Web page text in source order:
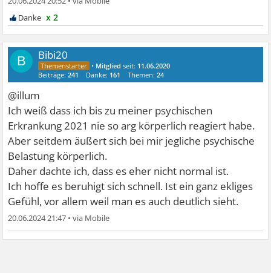
x 2
B Bibi20
• Mitglied seit: 11.06.2020
Beiträge:241 Danke: 161 Themen:24
@illum
Ich weiß dass ich bis zu meiner psychischen
Erkrankung 2021 nie so arg körperlich reagiert habe.
Aber seitdem äußert sich bei mir jegliche psychische
Belastung körperlich.
Daher dachte ich, dass es eher nicht normal ist.
Ich hoffe es beruhigt sich schnell. Ist ein ganz ekliges
Gefühl, vor allem weil man es auch deutlich sieht.
20.06.2024 21:47 •